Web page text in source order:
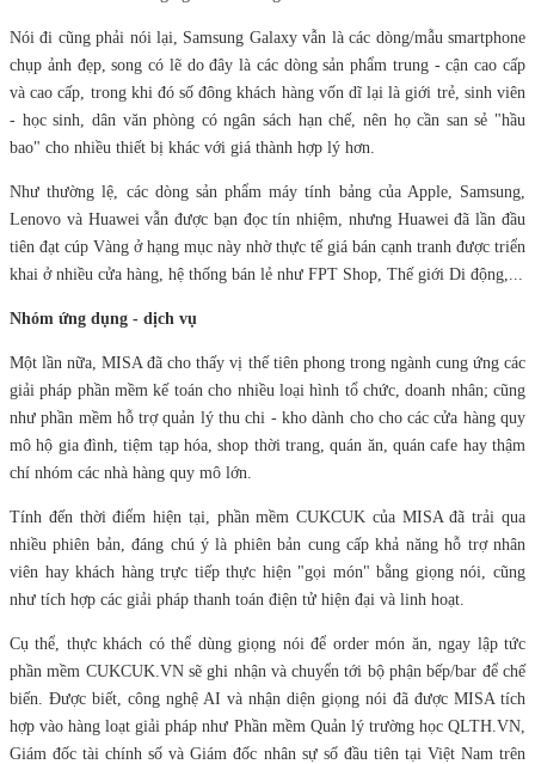
Nói đi cũng phải nói lại, Samsung Galaxy vẫn là các dòng/mẫu smartphone
chụp ảnh đẹp, song có lẽ do đây là các dòng sản phẩm trung - cận cao cấp
và cao cấp, trong khi đó số đông khách hàng vốn dĩ lại là giới trẻ, sinh viên
- học sinh, dân văn phòng có ngân sách hạn chế, nên họ cần san sẻ "hầu
bao" cho nhiều thiết bị khác với giá thành hợp lý hơn.
Như thường lệ, các dòng sản phẩm máy tính bảng của Apple, Samsung,
Lenovo và Huawei vẫn được bạn đọc tín nhiệm, nhưng Huawei đã lần đầu
tiên đạt cúp Vàng ở hạng mục này nhờ thực tế giá bán cạnh tranh được triển
khai ở nhiều cửa hàng, hệ thống bán lẻ như FPT Shop, Thế giới Di động,...
Nhóm ứng dụng - dịch vụ
Một lần nữa, MISA đã cho thấy vị thế tiên phong trong ngành cung ứng các
giải pháp phần mềm kế toán cho nhiều loại hình tổ chức, doanh nhân; cũng
như phần mềm hỗ trợ quản lý thu chi - kho dành cho cho các cửa hàng quy
mô hộ gia đình, tiệm tạp hóa, shop thời trang, quán ăn, quán cafe hay thậm
chí nhóm các nhà hàng quy mô lớn.
Tính đến thời điểm hiện tại, phần mềm CUKCUK của MISA đã trải qua
nhiều phiên bản, đáng chú ý là phiên bản cung cấp khả năng hỗ trợ nhân
viên hay khách hàng trực tiếp thực hiện "gọi món" bằng giọng nói, cũng
như tích hợp các giải pháp thanh toán điện tử hiện đại và linh hoạt.
Cụ thể, thực khách có thể dùng giọng nói để order món ăn, ngay lập tức
phần mềm CUKCUK.VN sẽ ghi nhận và chuyển tới bộ phận bếp/bar để chế
biến. Được biết, công nghệ AI và nhận diện giọng nói đã được MISA tích
hợp vào hàng loạt giải pháp như Phần mềm Quản lý trường học QLTH.VN,
Giám đốc tài chính số và Giám đốc nhân sự số đầu tiên tại Việt Nam trên